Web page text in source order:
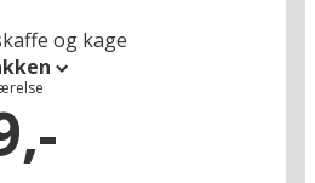
er skabt til ferieparret
forkælelse, velvære og
med
dampbad og eksklusive
op til et ophold, hvor
velvære bliver en
og kage